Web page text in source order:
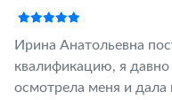
Ирина Анатольевна
квалификацию, я
осмотрела меня и